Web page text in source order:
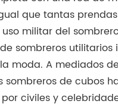
que tantas
uso militar del
sombreros utilitarios
moda. A mediados
sombreros de cubos
civiles y